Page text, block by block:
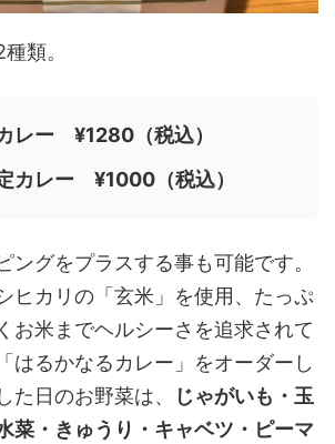
類。
レー ¥1280（税込）
カレー ¥1000（税込）
ングをプラスする事も可能です。
ヒカリの「玄米」を使用、たっぷ
お米までヘルシーさを追求されて
はるかなるカレー」をオーダーし
た日のお野菜は、
じゃがいも・玉
菜・きゅうり・キャベツ・ピーマ